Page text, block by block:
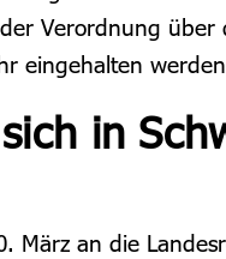
Verordnung
eingehalten
in
März an die